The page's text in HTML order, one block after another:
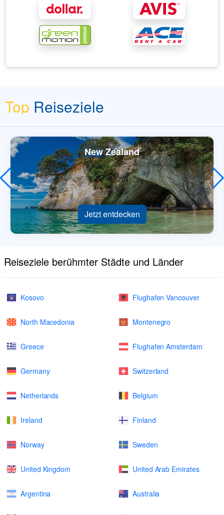
Top Reiseziele
New Zealand
Jetzt entdecken
Reiseziele berühmter Städte und Länder
Kosovo Flughafen Vancouver
North Macedonia Montenegro
Greece Flughafen Amsterdam
Germany Switzerland
Netherlands Belgium
Ireland Finland
Norway Sweden
United Kingdom United Arab Emirates
Argentina Australia